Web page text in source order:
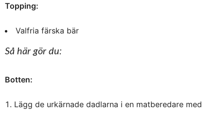
Topping:
Valfria färska bär
Så här gör du:
Botten:
Lägg de urkärnade dadlarna i en matberedare med